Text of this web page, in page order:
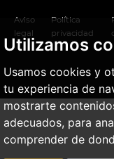
Utilizamos
Usamos cookies y
tu experiencia de
mostrarte
adecuados, para
comprender de
Aviso
legal
Política
privacidad